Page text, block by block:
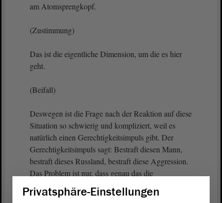
am Atomsprengkopf.
(Zustimmung)
Das ist die eigentliche Dimension, um die es hier
geht.
(Beifall)
Deswegen ist die Frage nach der Reaktion auf diese
Situation so schwierig und kompliziert, weil es
natürlich einen Gerechtigkeitsimpuls gibt. Der
Gerechtigkeitsimpuls sagt: Bestraft diesen Mann,
bestraft dieses Russland, bestraft diese Aggression.
Das Problem ist nur, dass genau das die
die einkalkulierte Reaktion, weil sie wiederum auf
Privatsphäre-Einstellungen